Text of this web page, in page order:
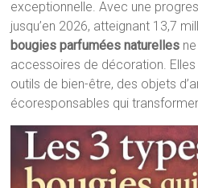
exceptionnelle. Avec une
jusqu’en 2026, atteignant 13,7
bougies parfumées naturelles
accessoires de décoration.
outils de bien-être, des objets
écoresponsables qui